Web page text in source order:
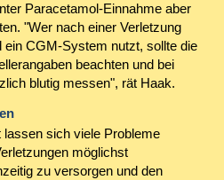
Paracetamol-Einnahme aber
"Wer nach einer Verletzung
ein CGM-System nutzt, sollte die
beachten und bei
blutig messen", rät Haak.
sich viele Probleme
möglichst
zu versorgen und den